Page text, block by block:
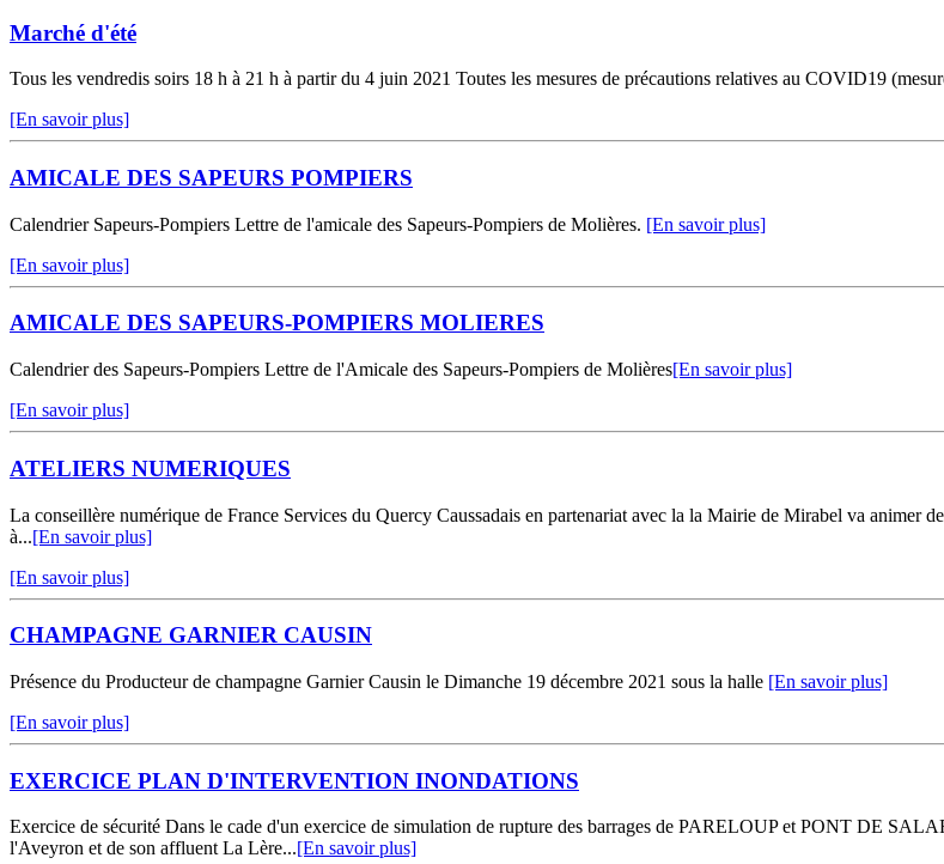
Marché d'été
Tous les vendredis soirs 18 h à 21 h à partir du 4 juin 2021 Toutes les mesures de précautions relatives au COVID19
[En savoir plus]
AMICALE DES SAPEURS POMPIERS
Calendrier Sapeurs-Pompiers Lettre de l'amicale des Sapeurs-Pompiers de Molières. [En savoir plus]
[En savoir plus]
AMICALE DES SAPEURS-POMPIERS MOLIERES
Calendrier des Sapeurs-Pompiers Lettre de l'Amicale des Sapeurs-Pompiers de Molières[En savoir plus]
[En savoir plus]
ATELIERS NUMERIQUES
La conseillère numérique de France Services du Quercy Caussadais en partenariat avec la la Mairie de Mirabel va
à...[En savoir plus]
[En savoir plus]
CHAMPAGNE GARNIER CAUSIN
Présence du Producteur de champagne Garnier Causin le Dimanche 19 décembre 2021 sous la halle [En savoir plus]
[En savoir plus]
EXERCICE PLAN D'INTERVENTION INONDATIONS
Exercice de sécurité Dans le cade d'un exercice de simulation de rupture des barrages de PARELOUP et PONT DE
l'Aveyron et de son affluent La Lère...[En savoir plus]